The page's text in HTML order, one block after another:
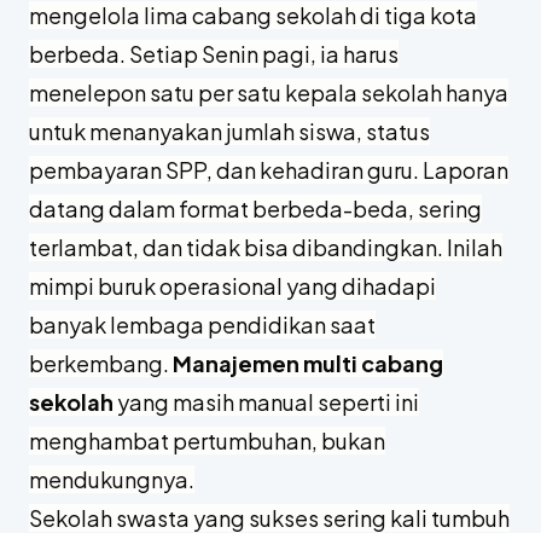
mengelola lima cabang sekolah di tiga kota
berbeda. Setiap Senin pagi, ia harus
menelepon satu per satu kepala sekolah hanya
untuk menanyakan jumlah siswa, status
pembayaran SPP, dan kehadiran guru. Laporan
datang dalam format berbeda-beda, sering
terlambat, dan tidak bisa dibandingkan. Inilah
mimpi buruk operasional yang dihadapi
banyak lembaga pendidikan saat
berkembang. Manajemen multi cabang
sekolah yang masih manual seperti ini
menghambat pertumbuhan, bukan
mendukungnya.
Sekolah swasta yang sukses sering kali tumbuh